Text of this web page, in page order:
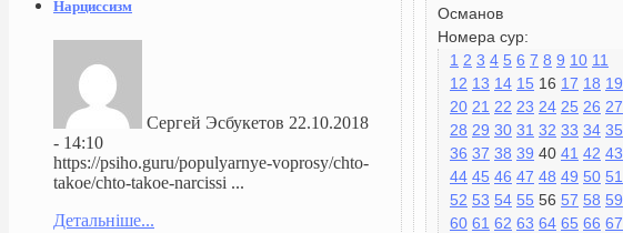
Османов
Номера сур:
1 2 3 4 5 6 7 8 9 10 11
12 13 14 15 16 17 18 19
20 21 22 23 24 25 26 27
28 29 30 31 32 33 34 35
36 37 38 39 40 41 42 43
44 45 46 47 48 49 50 51
52 53 54 55 56 57 58 59
60 61 62 63 64 65 66 67
Нарциссизм
Сергей Эсбукетов 22.10.2018
- 14:10
https://psiho.guru/populyarnye-voprosy/chto-
takoe/chto-takoe-narcissi ...
Детальніше...